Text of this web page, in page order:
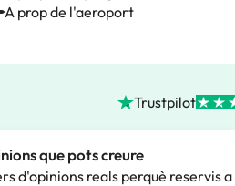
A prop de l'aeroport
Trustpilot
que pots creure
d'opinions reals perquè reservis